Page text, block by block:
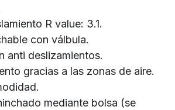
R value: 3.1.
con válbula.
anti deslizamientos.
gracias a las zonas de aire.
mediante bolsa (se